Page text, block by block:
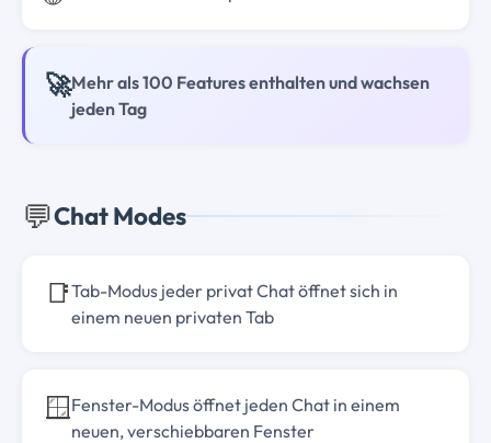
🚀Mehr als 100 Features enthalten und wachsen
jeden Tag
💬Chat Modes
📑Tab-Modus jeder privat Chat öffnet sich in
einem neuen privaten Tab
🪟Fenster-Modus öffnet jeden Chat in einem
neuen, verschiebbaren Fenster